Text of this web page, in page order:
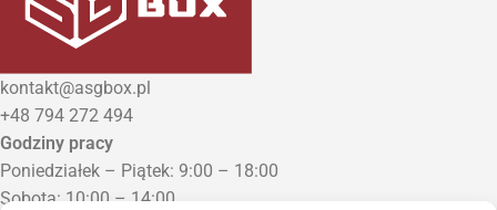
kontakt@asgbox.pl
+48 794 272 494
Godziny pracy
Poniedziałek – Piątek: 9:00 – 18:00
Sobota: 10:00 – 14:00